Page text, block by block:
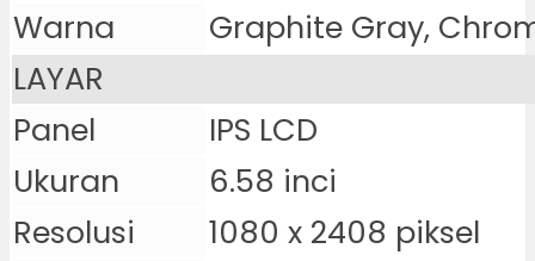
Warna
Graphite Gray,
LAYAR
Panel
IPS LCD
Ukuran
6.58 inci
Resolusi
1080 x 2408 piksel